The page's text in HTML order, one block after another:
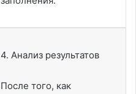
4. Анализ результатов
После того, как